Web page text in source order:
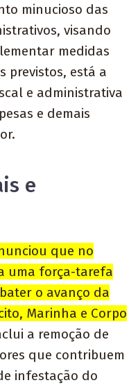
minucioso das
visando
medidas
previstos, está a
e administrativa
e demais
e
que no
uma força-tarefa
o avanço da
Marinha e Corpo
a remoção de
que contribuem
infestação do